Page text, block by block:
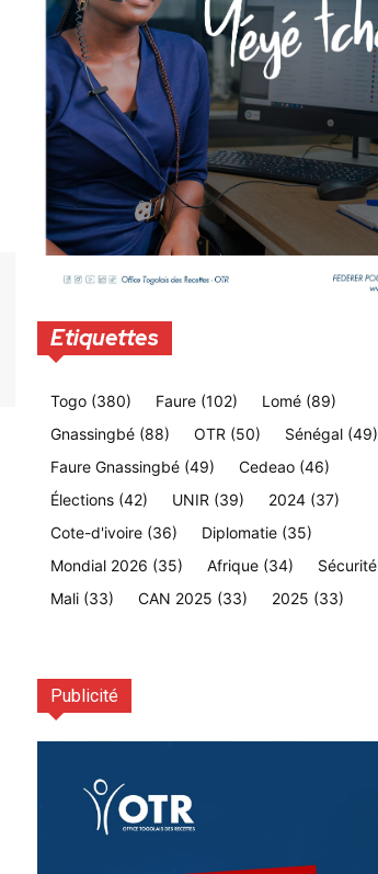
Etiquettes
Togo (380) Faure (102) Lomé (89)
Gnassingbé (88) OTR (50) Sénégal (49)
Faure Gnassingbé (49) Cedeao (46)
Élections (42) UNIR (39) 2024 (37)
Cote-d'ivoire (36) Diplomatie (35)
Mondial 2026 (35) Afrique (34) Sécurité
Mali (33) CAN 2025 (33) 2025 (33)
Publicité